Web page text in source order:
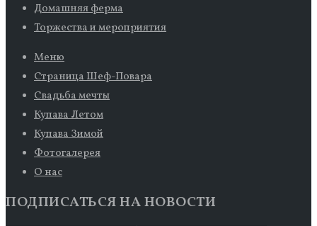
Домашняя ферма
Торжества и мероприятия
Меню
Страница Шеф-Повара
Свадьба мечты
Купава Летом
Купава Зимой
Фотогалерея
О нас
ПОДПИСАТЬСЯ НА НОВОСТИ